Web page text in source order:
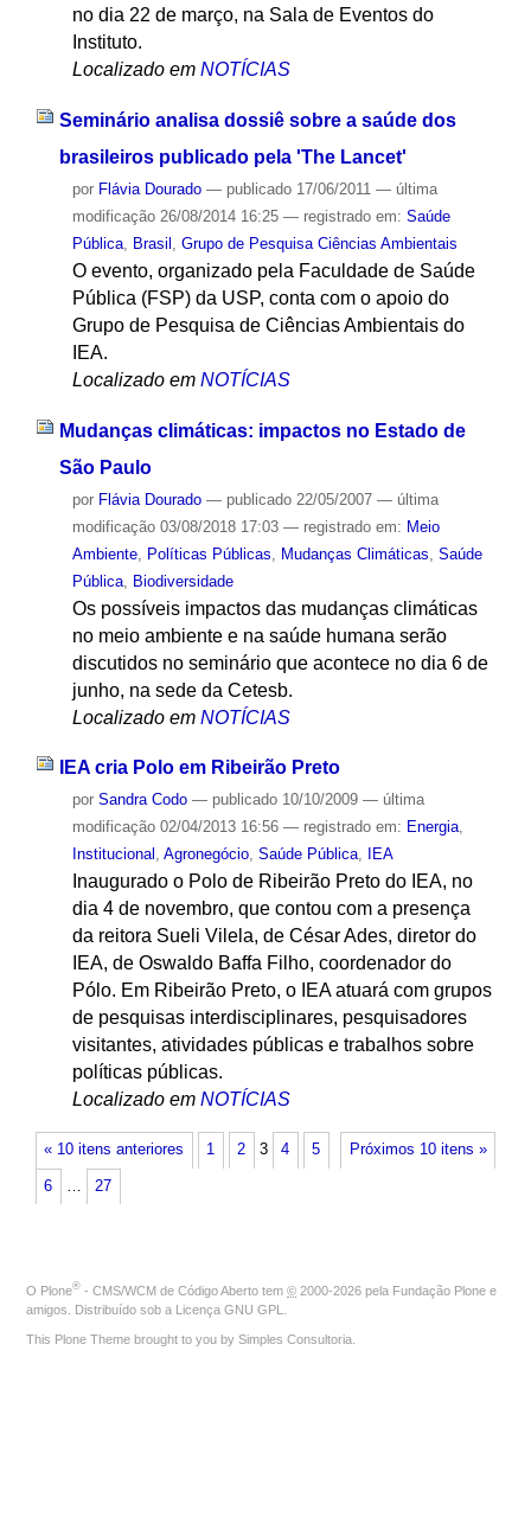
no dia 22 de março, na Sala de Eventos do
Instituto.
Localizado em NOTÍCIAS
Seminário analisa dossiê sobre a saúde dos
brasileiros publicado pela 'The Lancet'
por Flávia Dourado — publicado17/06/2011 — última
modificação26/08/2014 16:25 — registrado em: Saúde
Pública, Brasil Grupo de Pesquisa Ciências Ambientais
O evento, organizado pela Faculdade de Saúde
Pública (FSP) da USP, conta com o apoio do
Grupo de Pesquisa de Ciências Ambientais do
IEA.
Localizado em NOTÍCIAS
Mudanças climáticas: impactos no Estado de
São Paulo
por Flávia Dourado — publicado22/05/2007 — última
modificação03/08/2018 17:03 — registrado em: Meio
Ambiente, Políticas Públicas Mudanças Climáticas Saúde
Pública, Biodiversidade
Os possíveis impactos das mudanças climáticas
no meio ambiente e na saúde humana serão
discutidos no seminário que acontece no dia 6 de
junho, na sede da Cetesb.
Localizado em NOTÍCIAS
IEA cria Polo em Ribeirão Preto
por Sandra Codo — publicado10/10/2009 — última
modificação02/04/2013 16:56 — registrado em: Energia,
Institucional , Agronegócio, Saúde Pública, IEA
Inaugurado o Polo de Ribeirão Preto do IEA, no
dia 4 de novembro, que contou com a presença
da reitora Sueli Vilela, de César Ades, diretor do
IEA, de Oswaldo Baffa Filho, coordenador do
Pólo. Em Ribeirão Preto, o IEA atuará com grupos
de pesquisas interdisciplinares, pesquisadores
visitantes, atividades públicas e trabalhos sobre
políticas públicas.
Localizado em NOTÍCIAS
« 10 itens anteriores Próximos 10 itens »
1 2 3 4 5
6 … 27
O Plone® - CMS/WCM de Código Aberto tem © 2000-2026 pela Fundação Plone e
amigos. Distribuído sob a Licença GNU GPL
This Plone Theme brought to you by Simples Consultoria